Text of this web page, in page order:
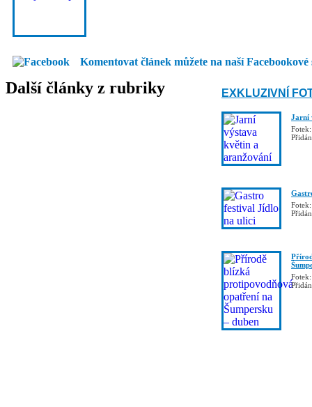
Komentovat článek můžete na naší Facebookové
Další články z rubriky EXKLUZIVNÍ
Jarní